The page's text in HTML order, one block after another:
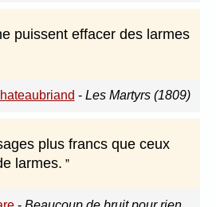
puissent effacer des larmes
- Les Martyrs (1809)
plus francs que ceux
larmes.